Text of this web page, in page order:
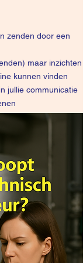
zenden door een
maar inzichten
kunnen vinden
jullie communicatie